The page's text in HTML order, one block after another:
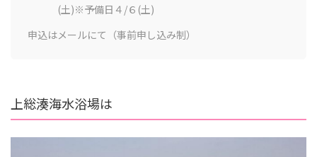
(土)※予備日４/６(土)
申込はメールにて（事前申し込み制）
上総湊海水浴場は